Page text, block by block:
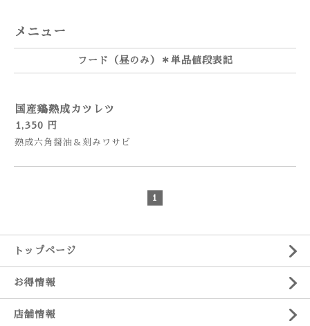
メニュー
フード（昼のみ）＊単品値段表記
国産鶏熟成カツレツ
1,350 円
熟成六角醤油＆刻みワサビ
1
トップページ
お得情報
店舗情報